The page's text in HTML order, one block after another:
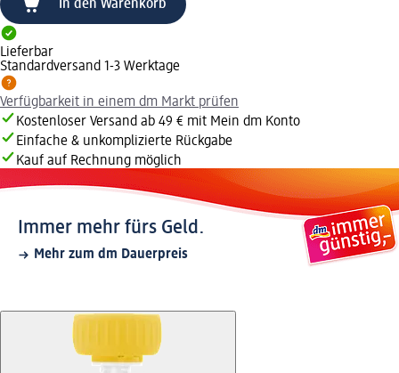
In den Warenkorb
Lieferbar
Standardversand 1-3 Werktage
Verfügbarkeit in einem dm Markt prüfen
Kostenloser Versand ab 49 € mit Mein dm Konto
Einfache & unkomplizierte Rückgabe
Kauf auf Rechnung möglich
Immer mehr fürs Geld.
Mehr zum dm Dauerpreis